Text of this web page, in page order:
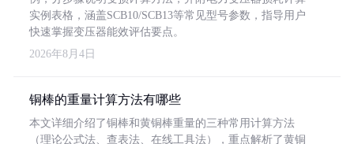
实例表格，涵盖SCB10/SCB13等常见型号参数，指导用户
快速掌握变压器能效评估要点。
2026年8月4日
铜棒的重量计算方法有哪些
本文详细介绍了铜棒和黄铜棒重量的三种常用计算方法
（理论公式法、查表法、在线工具法），重点解析了黄铜